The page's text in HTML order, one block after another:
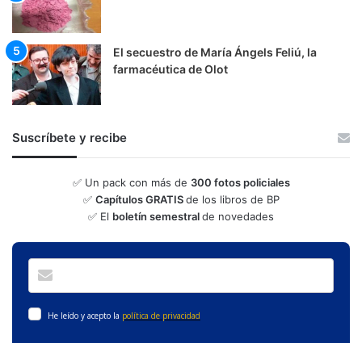
El secuestro de María Ángels Feliú, la
farmacéutica de Olot
Suscríbete y recibe
✅ Un pack con más de 300 fotos policiales
✅ Capítulos GRATISde los libros de BP
✅ El boletín semestralde novedades
He leído y acepto la política de privacidad